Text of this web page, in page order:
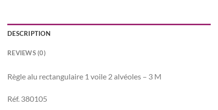
DESCRIPTION
REVIEWS (0)
Règle alu rectangulaire 1 voile 2 alvéoles – 3 M
Réf. 380105